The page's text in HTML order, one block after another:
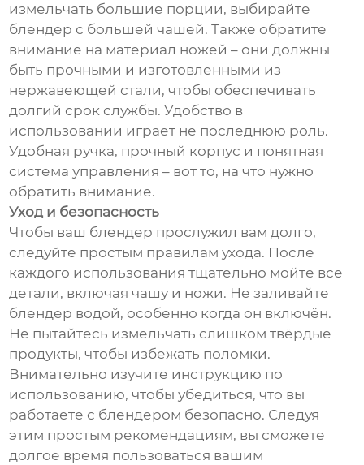
измельчать большие порции, выбирайте
блендер с большей чашей. Также обратите
внимание на материал ножей – они должны
быть прочными и изготовленными из
нержавеющей стали, чтобы обеспечивать
долгий срок службы. Удобство в
использовании играет не последнюю роль.
Удобная ручка, прочный корпус и понятная
система управления – вот то, на что нужно
обратить внимание.
Уход и безопасность
Чтобы ваш блендер прослужил вам долго,
следуйте простым правилам ухода. После
каждого использования тщательно мойте все
детали, включая чашу и ножи. Не заливайте
блендер водой, особенно когда он включён.
Не пытайтесь измельчать слишком твёрдые
продукты, чтобы избежать поломки.
Внимательно изучите инструкцию по
использованию, чтобы убедиться, что вы
работаете с блендером безопасно. Следуя
этим простым рекомендациям, вы сможете
долгое время пользоваться вашим